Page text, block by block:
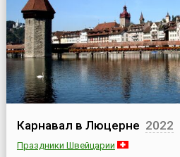
Карнавал в Люцерне 2022
Праздники Швейцарии